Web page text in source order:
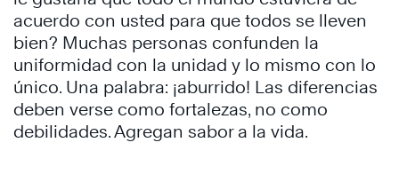
acuerdo con usted para que todos se lleven
bien? Muchas personas confunden la
uniformidad con la unidad y lo mismo con lo
único. Una palabra: ¡aburrido! Las diferencias
deben verse como fortalezas, no como
debilidades. Agregan sabor a la vida.